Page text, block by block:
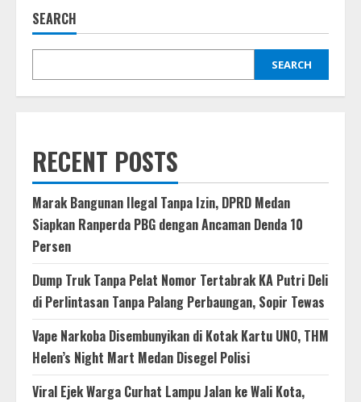
SEARCH
SEARCH
RECENT POSTS
Marak Bangunan Ilegal Tanpa Izin, DPRD Medan
Siapkan Ranperda PBG dengan Ancaman Denda 10
Persen
Dump Truk Tanpa Pelat Nomor Tertabrak KA Putri Deli
di Perlintasan Tanpa Palang Perbaungan, Sopir Tewas
Vape Narkoba Disembunyikan di Kotak Kartu UNO, THM
Helen’s Night Mart Medan Disegel Polisi
Viral Ejek Warga Curhat Lampu Jalan ke Wali Kota,